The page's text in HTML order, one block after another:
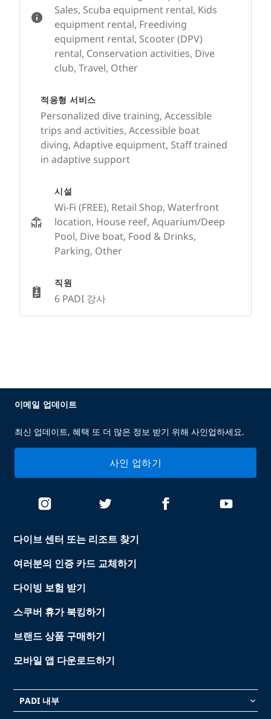
Sales, Scuba equipment rental, Kids
equipment rental, Freediving
equipment rental, Scooter (DPV)
rental, Conservation activities, Dive
club, Travel, Other
적응형 서비스
Personalized dive training, Accessible
trips and activities, Accessible boat
diving, Adaptive equipment, Staff trained
in adaptive support
시설
Wi-Fi (FREE), Retail Shop, Waterfront
location, House reef, Aquarium/Deep
Pool, Dive boat, Food & Drinks,
Parking, Other
직원
6 PADI 강사
다이브 센터 또는 리조트 찾기
여러분의 인증 카드 교체하기
다이빙 보험 받기
스쿠버 휴가 북킹하기
브랜드 상품 구매하기
모바일 앱 다운로드하기
PADI 내부 keyboard_arrow_down
이메일 업데이트
최신 업데이트, 혜택 또 더 많은 정보 받기 위해 사인업하세요.
사인 업하기